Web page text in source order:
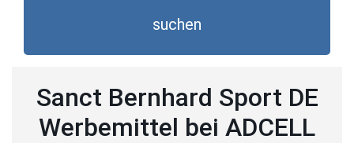
suchen
Sanct Bernhard Sport DE
Werbemittel bei ADCELL